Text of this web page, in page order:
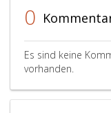
0
Es sind keine
vorhanden.